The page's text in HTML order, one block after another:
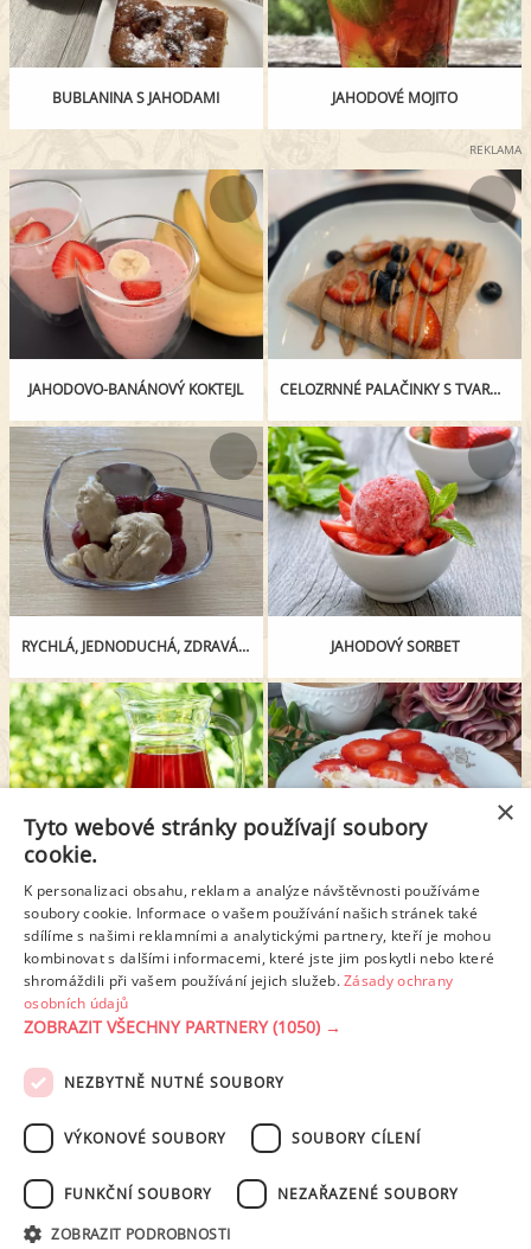
BUBLANINA S JAHODAMI JAHODOVÉ MOJITO
REKLAMA
JAHODOVO-BANÁNOVÝ KOKTEJL CELOZRNNÉ PALAČINKY S TVAROHEM
RYCHLÁ, JEDNODUCHÁ, ZDRAVÁ SVAČINKA JAHODOVÝ SORBET
DOMÁCÍ JAHODOVÉ VÍNO S TŘEŠNĚMI
1 2 3 4 5 Další stránka >
PODMÍNKY UŽITÍ ZÁSADY OCHRANY OSOBNÍCH ÚDAJŮ
NASTAVENÍ COOKIES
×
Tyto webové stránky používají soubory
cookie.
K personalizaci obsahu, reklam a analýze návštěvnosti používáme
soubory cookie. Informace o vašem používání našich stránek také
sdílíme s našimi reklamními a analytickými partnery, kteří je mohou
kombinovat s dalšími informacemi, které jste jim poskytli nebo které
shromáždili při vašem používání jejich služeb.Zásady ochrany
osobních údajů
ZOBRAZIT VŠECHNY PARTNERY(1050) →
NEZBYTNĚ NUTNÉ SOUBORY
VÝKONOVÉ SOUBORY SOUBORY CÍLENÍ
FUNKČNÍ SOUBORY NEZAŘAZENÉ SOUBORY
ZOBRAZIT PODROBNOSTI